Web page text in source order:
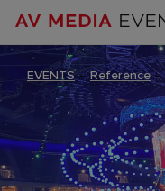
EVENTS–Reference–